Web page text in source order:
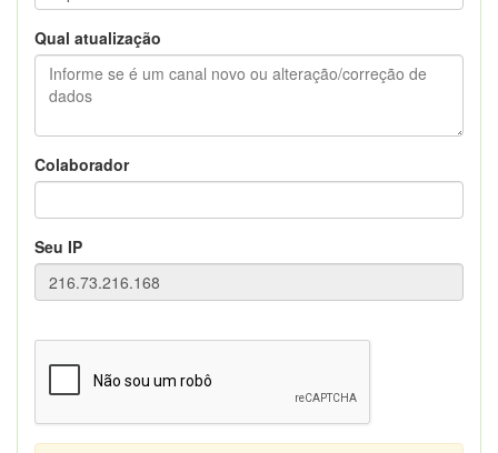
Qual atualização
Colaborador
Seu IP